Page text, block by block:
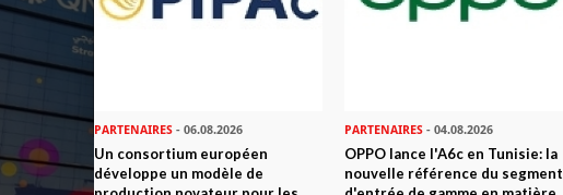
PARTENAIRES - 06.08.2026
Un consortium européen
développe un modèle de
PARTENAIRES - 04.08.2026
OPPO lance l'A6c en Tunisie: la
nouvelle référence du segment